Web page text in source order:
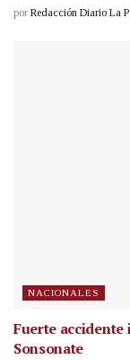
por Redacción Diario La
NACIONALES
Fuerte
Sonsonate